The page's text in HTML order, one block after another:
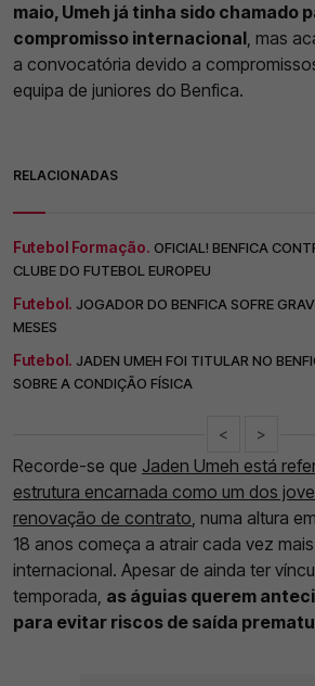
maio, Umeh já tinha sido chamado
compromisso internacional, mas
a convocatória devido a
equipa de juniores do Benfica.
RELACIONADAS
Futebol Formação. OFICIAL! BENFICA
CLUBE DO FUTEBOL EUROPEU
Futebol. JOGADOR DO BENFICA SOFRE
MESES
Futebol. JADEN UMEH FOI TITULAR NO
SOBRE A CONDIÇÃO FÍSICA
< >
Recorde-se que Jaden Umeh está
estrutura encarnada como um dos
renovação de contrato, numa altura
18 anos começa a atrair cada vez
internacional. Apesar de ainda ter
temporada, as águias querem
para evitar riscos de saída